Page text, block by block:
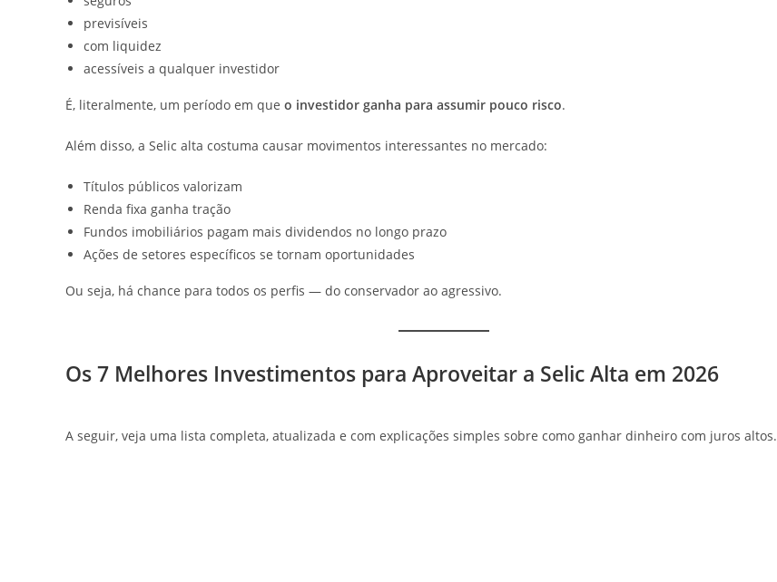
previsíveis
com liquidez
acessíveis a qualquer investidor
É, literalmente, um período em que o investidor ganha para assumir pouco risco.
Além disso, a Selic alta costuma causar movimentos interessantes no mercado:
Títulos públicos valorizam
Renda fixa ganha tração
Fundos imobiliários pagam mais dividendos no longo prazo
Ações de setores específicos se tornam oportunidades
Ou seja, há chance para todos os perfis — do conservador ao agressivo.
Os 7 Melhores Investimentos para Aproveitar a Selic Alta em 2026
A seguir, veja uma lista completa, atualizada e com explicações simples sobre como ganhar dinheiro com juros altos.